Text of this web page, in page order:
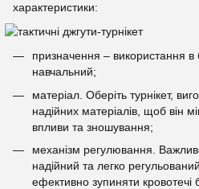
характеристики:
призначення – використання
навчальний;
матеріал. Оберіть турнікет,
надійних матеріалів, щоб він
впливи та зношування;
механізм регулювання.
надійний та легко
ефективно зупиняти кровотечі